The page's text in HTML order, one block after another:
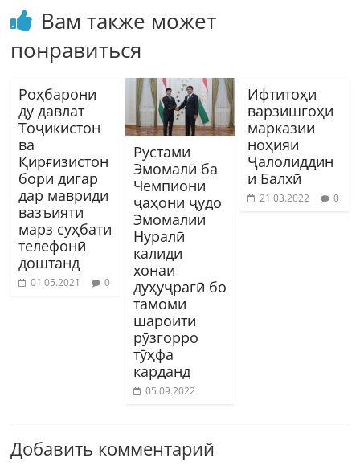
Вам также может
понравиться
Роҳбарони
ду давлат
Тоҷикистон
ва
Қирғизистон
бори дигар
дар мавриди
вазъияти
марз суҳбати
телефонӣ
доштанд
01.05.2021 0
Рустами
Эмомалӣ ба
Чемпиони
ҷаҳони ҷудо
Эмомалии
Нуралӣ
калиди
хонаи
дуҳуҷрагӣ бо
тамоми
шароити
рӯзгорро
тӯҳфа
карданд
05.09.2022
Ифтитоҳи
варзишгоҳи
марказии
ноҳияи
Ҷалолиддин
и Балхӣ
21.03.2022 0
Добавить комментарий